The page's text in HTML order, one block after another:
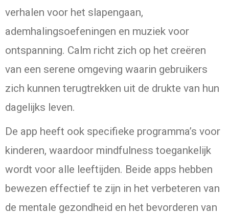
verhalen voor het slapengaan,
ademhalingsoefeningen en muziek voor
ontspanning. Calm richt zich op het creëren
van een serene omgeving waarin gebruikers
zich kunnen terugtrekken uit de drukte van hun
dagelijks leven.
De app heeft ook specifieke programma’s voor
kinderen, waardoor mindfulness toegankelijk
wordt voor alle leeftijden. Beide apps hebben
bewezen effectief te zijn in het verbeteren van
de mentale gezondheid en het bevorderen van